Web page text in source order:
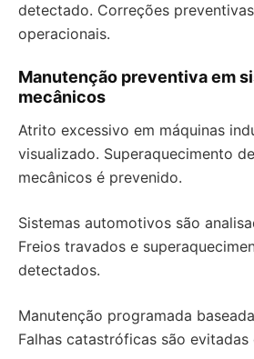
detectado. Correções
operacionais.
Manutenção preventiva em
mecânicos
Atrito excessivo em máquinas
visualizado. Superaquecimento
mecânicos é prevenido.
Sistemas automotivos são
Freios travados e
detectados.
Manutenção programada
Falhas catastróficas são